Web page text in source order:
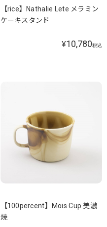
【rice】Nathalie Lete メラミン
ケーキスタンド
¥10,780税込
【100percent】Mois Cup 美濃
焼